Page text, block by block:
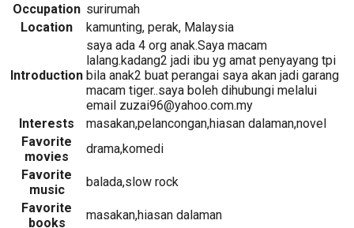
Occupation surirumah
Location
kamunting, perak, Malaysia
Introduction
saya ada 4 org anak.Saya macam
lalang.kadang2 jadi ibu yg amat penyayang tpi
bila anak2 buat perangai saya akan jadi garang
macam tiger..saya boleh dihubungi melalui
email zuzai96@yahoo.com.my
Interests
masakan,pelancongan,hiasan dalaman,novel
Favorite
movies
drama,komedi
Favorite
music
balada,slow rock
Favorite
books
masakan,hiasan dalaman